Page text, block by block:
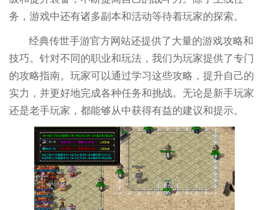
务，游戏中还有诸多副本和活动等待着玩家的探索。
经典传世手游官方网站还提供了大量的游戏攻略和
技巧。针对不同的职业和玩法，我们为玩家提供了专门
的攻略指南。玩家可以通过学习这些攻略，提升自己的
实力，并更好地完成各种任务和挑战。无论是新手玩家
还是老手玩家，都能够从中获得有益的建议和提示。